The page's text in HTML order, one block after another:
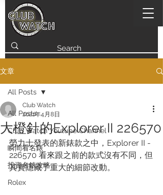
文章
All Posts
Club Watch Youtube Channel
瞬間看名錶
投資名錶攻略
Rolex
All Posts
大橙針的Explorer II 226570
Club Watch
2021年4月8日
勞力士發表的新錶款之中，Explorer II -
226570 看來跟之前的款式沒有不同，但
其實隱藏了重大的細節改動。